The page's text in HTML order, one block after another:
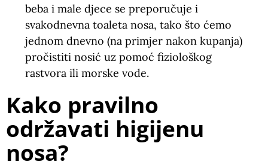
beba i male djece se preporučuje i
svakodnevna toaleta nosa, tako što ćemo
jednom dnevno (na primjer nakon kupanja)
pročistiti nosić uz pomoć fiziološkog
rastvora ili morske vode.
Kako pravilno
održavati higijenu
nosa?